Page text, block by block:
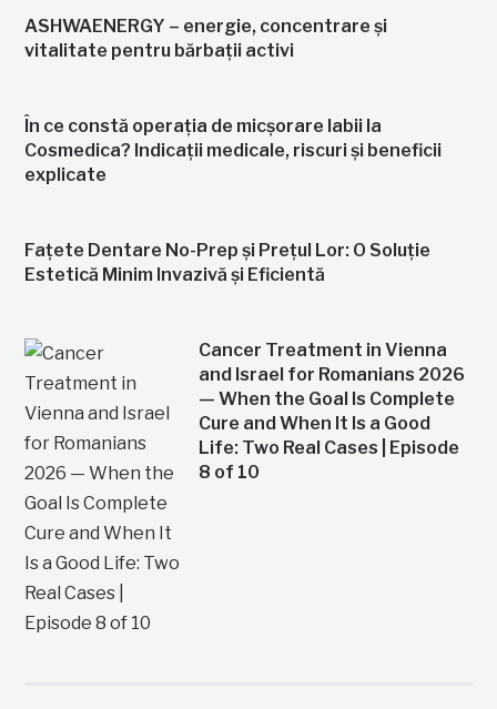
ASHWAENERGY – energie, concentrare și
vitalitate pentru bărbații activi
În ce constă operația de micșorare labii la
Cosmedica? Indicații medicale, riscuri și beneficii
explicate
Fațete Dentare No-Prep și Prețul Lor: O Soluție
Estetică Minim Invazivă și Eficientă
Cancer Treatment in Vienna
and Israel for Romanians 2026
— When the Goal Is Complete
Cure and When It Is a Good
Life: Two Real Cases | Episode
8 of 10